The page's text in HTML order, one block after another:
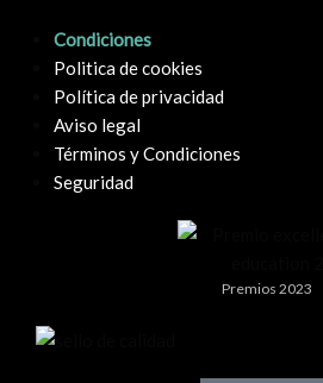
Condiciones
Politica de cookies
Política de privacidad
Aviso legal
Términos y Condiciones
Seguridad
Premios 2023